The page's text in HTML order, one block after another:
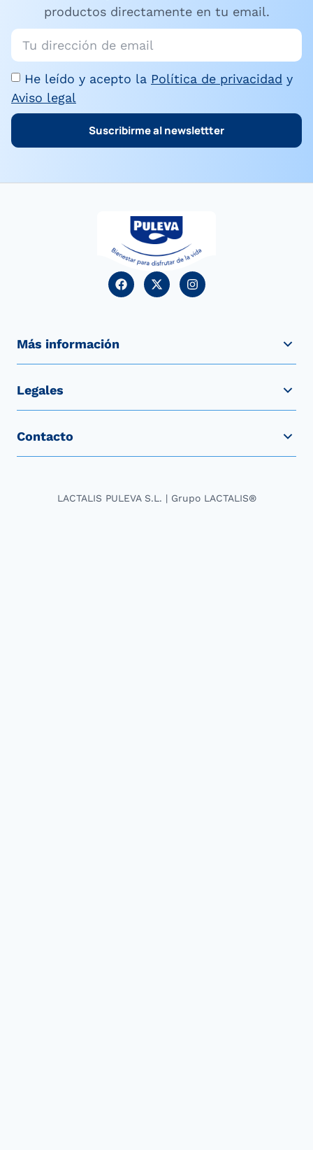
productos directamente en tu email.
He leído y acepto la Política de privacidad y
Aviso legal
Suscribirme al newslettter
Más información
Legales
Contacto
LACTALIS PULEVA S.L. | Grupo LACTALIS®